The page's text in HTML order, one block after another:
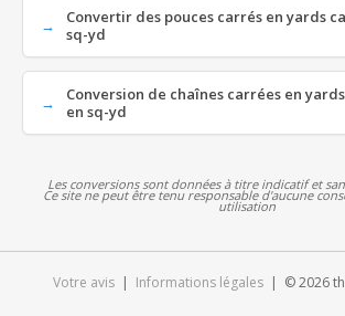
Convertir des pouces carrés en yards
sq-yd
Conversion de chaînes carrées en
en sq-yd
Les conversions sont données à titre indicatif et
Ce site ne peut être tenu responsable d'aucune
utilisation
Votre avis | Informations légales | © 2026